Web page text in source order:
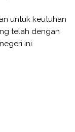
untuk keutuhan
telah dengan
ini.